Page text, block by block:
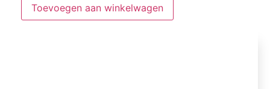
Toevoegen aan winkelwagen